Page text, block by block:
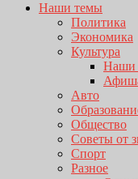
Наши темы
Политика
Экономика
Культура
Наши
Авто
Общество
Советы от
Спорт
Разное